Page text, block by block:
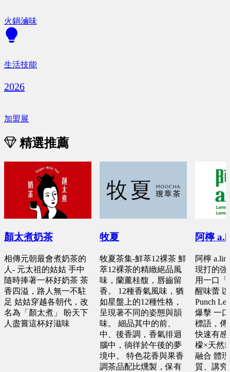
火鍋滷味
生活技能
2026
加盟展
精選推薦
顏太煮奶茶
相傳元朝最會煮奶茶的
人- 元太祖的姑姑 手中
隨時捧著一杯好奶茶 茶
香四溢，路人無一不駐
足 姑姑穿越各朝代，改
名為「顏太煮」 盼天下
人盡嘗這杯好滋味
牧夏
牧夏茶集-鮮萃12裸茶 鮮
萃12裸茶的精緻絕品風
味，蘭薰桂馥，唇齒留
香。 12種香氣風味，猶
如星盤上的12種性格，
呈現著不同的姿態與韻
味。 細品其中的前、
中、後香調，香氣徘迴
腦中，徜徉於午後的夢
境中。 特色花香與果香
調茶品配比燻製，保有
阿檸
阿檸
現打的強
用一口
醒味蕾
Punch
爆擊 一
標語，傳
快速有感
檬×天然
融合 體
質、講